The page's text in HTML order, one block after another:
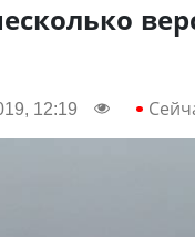
12:19